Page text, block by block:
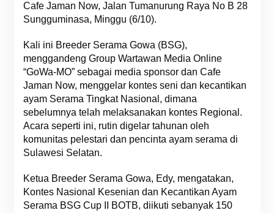
Cafe Jaman Now, Jalan Tumanurung Raya No B 28
Sungguminasa, Minggu (6/10).
Kali ini Breeder Serama Gowa (BSG),
menggandeng Group Wartawan Media Online
“GoWa-MO” sebagai media sponsor dan Cafe
Jaman Now, menggelar kontes seni dan kecantikan
ayam Serama Tingkat Nasional, dimana
sebelumnya telah melaksanakan kontes Regional.
Acara seperti ini, rutin digelar tahunan oleh
komunitas pelestari dan pencinta ayam serama di
Sulawesi Selatan.
Ketua Breeder Serama Gowa, Edy, mengatakan,
Kontes Nasional Kesenian dan Kecantikan Ayam
Serama BSG Cup II BOTB, diikuti sebanyak 150